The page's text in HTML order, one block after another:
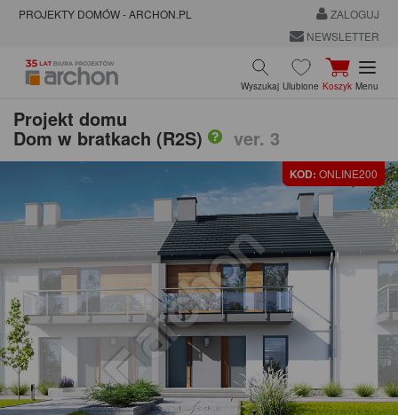
PROJEKTY DOMÓW - ARCHON.PL
ZALOGUJ
NEWSLETTER
Wyszukaj Ulubione Koszyk Menu
Projekt domu
Dom w bratkach (R2S) ver. 3
KOD: ONLINE200